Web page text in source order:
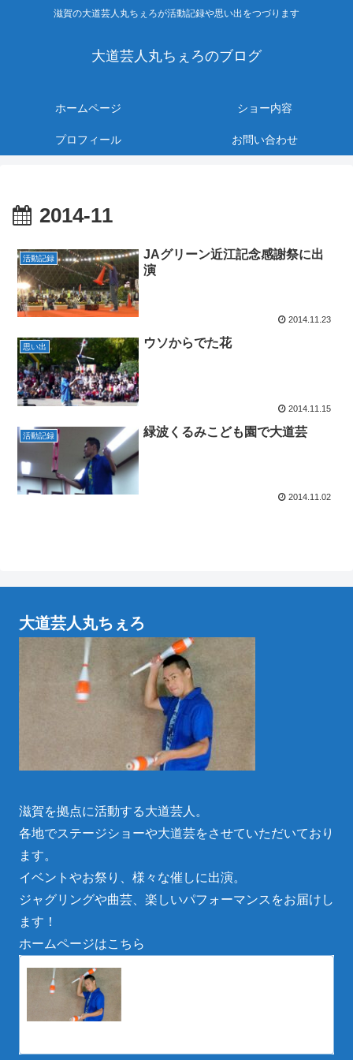
滋賀の大道芸人丸ちぇろが活動記録や思い出をつづります
大道芸人丸ちぇろのブログ
ホームページ ショー内容
プロフィール お問い合わせ
2014-11
活動記録
JAグリーン近江記念感謝祭に出
演
2014.11.23
思い出 ウソからでた花
2014.11.15
活動記録 緑波くるみこども園で大道芸
2014.11.02
大道芸人丸ちぇろ
滋賀を拠点に活動する大道芸人。
各地でステージショーや大道芸をさせていただいており
ます。
イベントやお祭り、様々な催しに出演。
ジャグリングや曲芸、楽しいパフォーマンスをお届けし
ます！
ホームページはこちら